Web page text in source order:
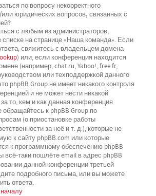
по вопросу некорректного
юридических вопросов, связанных с
с любым из администраторов,
списке на странице «Наша команда». Если
свяжитесь с владельцем домена
) или, если конференция находится
(например, chat.ru, Yahoo!, free.fr,
или техподдержкой данного
phpBB Group не имеет никакого контроля
и не может нести никакой
то, кем и как данная конференция
обращайтесь к phpBB Group по
(о приостановке работы
за неё и т. д.), которые не
к сайту phpBB.com или которые
к программному обеспечению phpBB
всё-таки пошлёте email в адрес phpBB
данной конференциитретьей
подробного письма, или вы можете
ответа.